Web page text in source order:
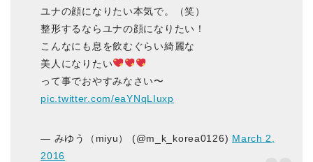
ユナの顔になりたい本気で。（笑）
整形するならユナの顔になりたい！
こんなにも息を飲むぐらい綺麗な
美人になりたい
って事でおやすみなさい〜
pic.twitter.com/eaYNqLIuxp
— みゆう（miyu） (@m_k_korea0126) March 2,
2016